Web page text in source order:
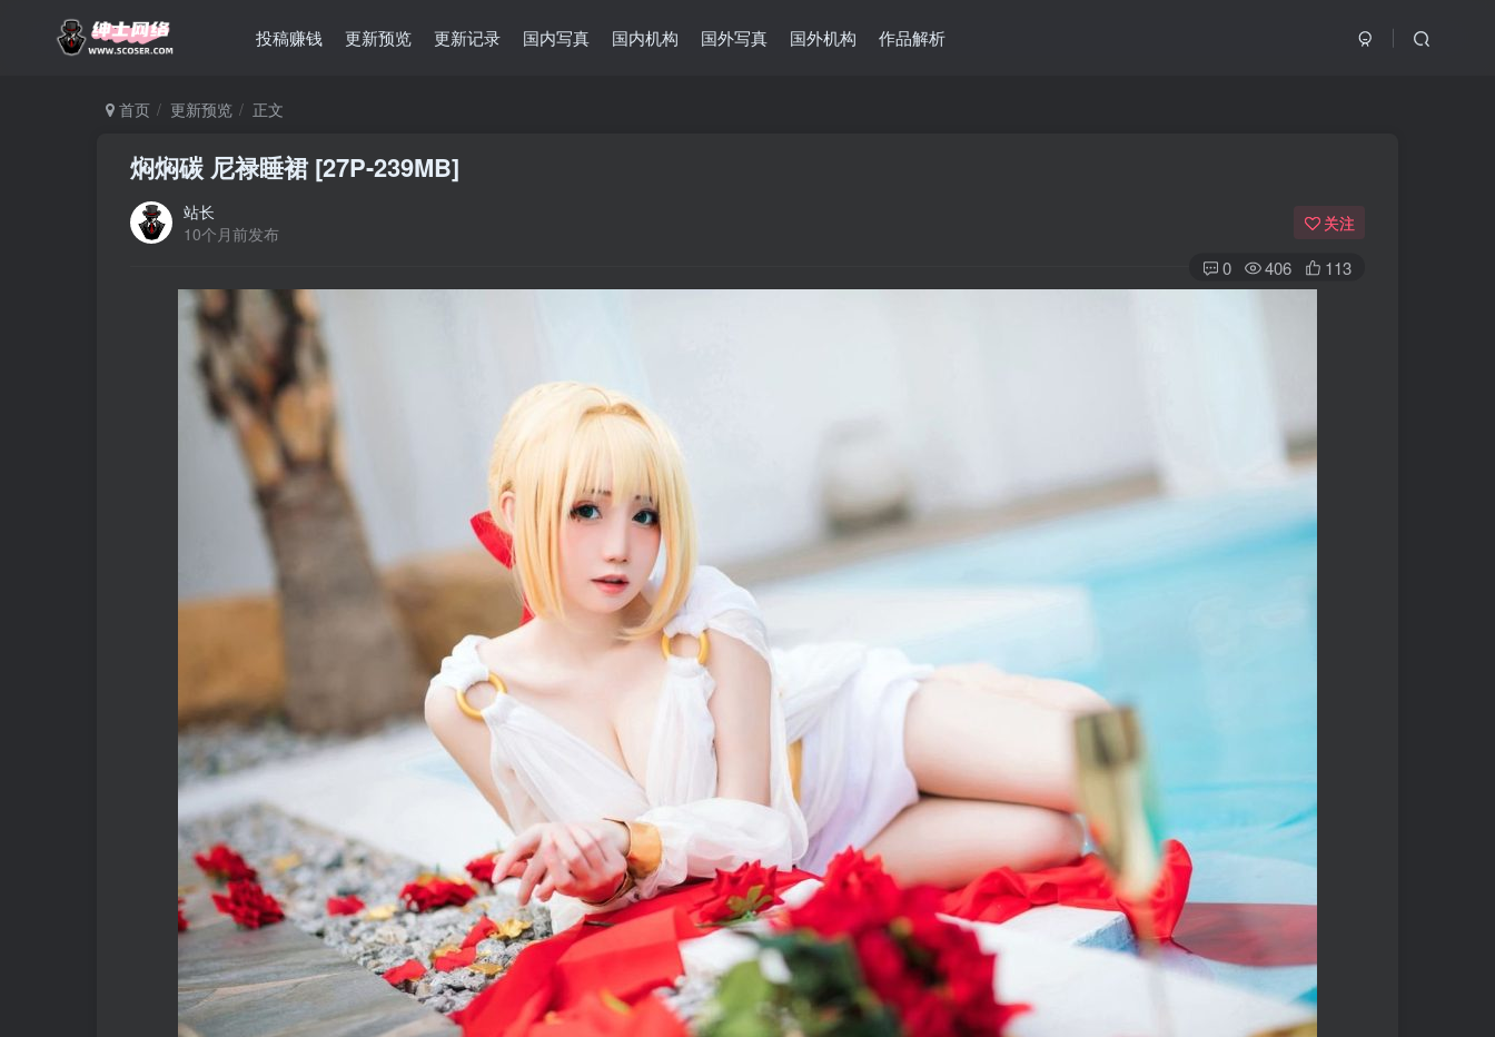
投稿赚钱 更新预览 更新记录 国内写真 国内机构 国外写真 国外机构 作品解析
首页 更新预览 正文
焖焖碳 尼禄睡裙 [27P-239MB]
站长
10个月前发布
关注
0 406 113